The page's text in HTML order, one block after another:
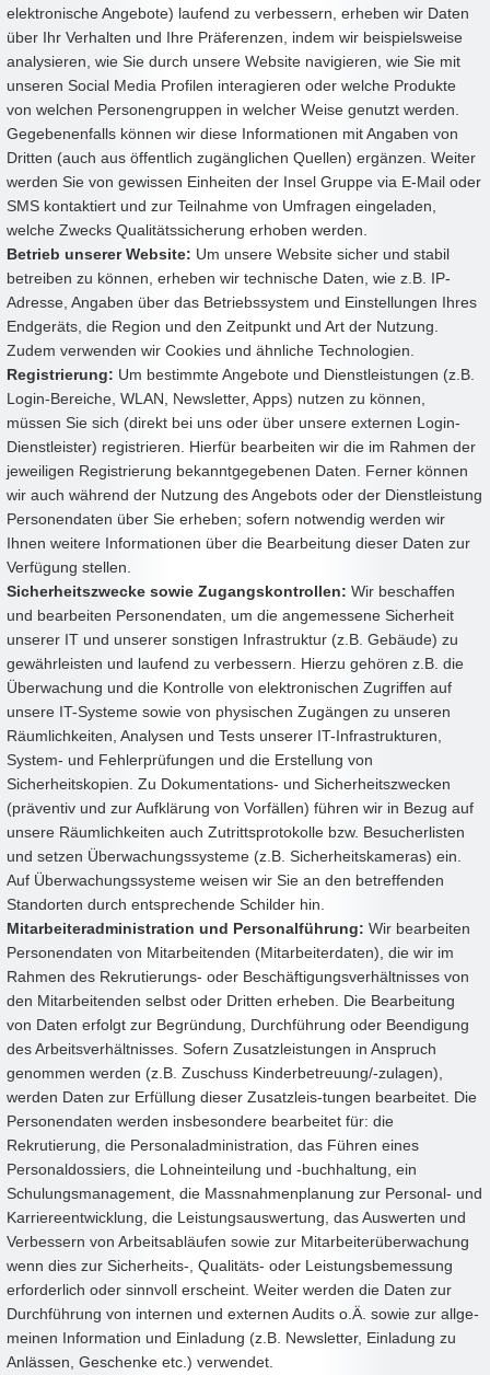
elektronische Angebote) laufend zu verbessern, erheben wir Daten
über Ihr Verhalten und Ihre Präferenzen, indem wir beispielsweise
analysieren, wie Sie durch unsere Website navigieren, wie Sie mit
unseren Social Media Profilen interagieren oder welche Produkte
von welchen Personengruppen in welcher Weise genutzt werden.
Gegebenenfalls können wir diese Informationen mit Angaben von
Dritten (auch aus öffentlich zugänglichen Quellen) ergänzen. Weiter
werden Sie von gewissen Einheiten der Insel Gruppe via E-Mail oder
SMS kontaktiert und zur Teilnahme von Umfragen eingeladen,
welche Zwecks Qualitätssicherung erhoben werden.
Betrieb unserer Website: Um unsere Website sicher und stabil
betreiben zu können, erheben wir technische Daten, wie z.B. IP-
Adresse, Angaben über das Betriebssystem und Einstellungen Ihres
Endgeräts, die Region und den Zeitpunkt und Art der Nutzung.
Zudem verwenden wir Cookies und ähnliche Technologien.
Registrierung: Um bestimmte Angebote und Dienstleistungen (z.B.
Login-Bereiche, WLAN, Newsletter, Apps) nutzen zu können,
müssen Sie sich (direkt bei uns oder über unsere externen Login-
Dienstleister) registrieren. Hierfür bearbeiten wir die im Rahmen der
jeweiligen Registrierung bekanntgegebenen Daten. Ferner können
wir auch während der Nutzung des Angebots oder der Dienstleistung
Personendaten über Sie erheben; sofern notwendig werden wir
Ihnen weitere Informationen über die Bearbeitung dieser Daten zur
Verfügung stellen.
Sicherheitszwecke sowie Zugangskontrollen: Wir beschaffen
und bearbeiten Personendaten, um die angemessene Sicherheit
unserer IT und unserer sonstigen Infrastruktur (z.B. Gebäude) zu
gewährleisten und laufend zu verbessern. Hierzu gehören z.B. die
Überwachung und die Kontrolle von elektronischen Zugriffen auf
unsere IT-Systeme sowie von physischen Zugängen zu unseren
Räumlichkeiten, Analysen und Tests unserer IT-Infrastrukturen,
System- und Fehlerprüfungen und die Erstellung von
Sicherheitskopien. Zu Dokumentations- und Sicherheitszwecken
(präventiv und zur Aufklärung von Vorfällen) führen wir in Bezug auf
unsere Räumlichkeiten auch Zutrittsprotokolle bzw. Besucherlisten
und setzen Überwachungssysteme (z.B. Sicherheitskameras) ein.
Auf Überwachungssysteme weisen wir Sie an den betreffenden
Standorten durch entsprechende Schilder hin.
Mitarbeiteradministration und Personalführung: Wir bearbeiten
Personendaten von Mitarbeitenden (Mitarbeiterdaten), die wir im
Rahmen des Rekrutierungs- oder Beschäftigungsverhältnisses von
den Mitarbeitenden selbst oder Dritten erheben. Die Bearbeitung
von Daten erfolgt zur Begründung, Durchführung oder Beendigung
des Arbeitsverhältnisses. Sofern Zusatzleistungen in Anspruch
genommen werden (z.B. Zuschuss Kinderbetreuung/-zulagen),
werden Daten zur Erfüllung dieser Zusatzleis-tungen bearbeitet. Die
Personendaten werden insbesondere bearbeitet für: die
Rekrutierung, die Personaladministration, das Führen eines
Personaldossiers, die Lohneinteilung und -buchhaltung, ein
Schulungsmanagement, die Massnahmenplanung zur Personal- und
Karriereentwicklung, die Leistungsauswertung, das Auswerten und
Verbessern von Arbeitsabläufen sowie zur Mitarbeiterüberwachung
wenn dies zur Sicherheits-, Qualitäts- oder Leistungsbemessung
erforderlich oder sinnvoll erscheint. Weiter werden die Daten zur
Durchführung von internen und externen Audits o.Ä. sowie zur allge-
meinen Information und Einladung (z.B. Newsletter, Einladung zu
Anlässen, Geschenke etc.) verwendet.